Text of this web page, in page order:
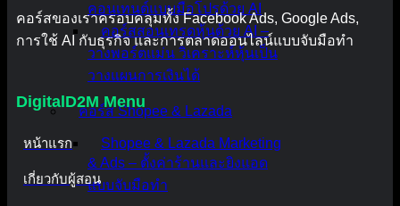
คอนเทนต์แบบมือโปรด้วย AI
คอร์สสอนเทรดหุ้นด้วย AI –
วางพอร์ตแม่น วิเคราะห์หุ้นเป็น
วางแผนการเงินได้
คอร์ส Shopee & Lazada
Shopee & Lazada Marketing
& Ads – ตั้งค่าร้านและยิงแอด
แบบจับมือทำ
คอร์สของเราครอบคลุมทั้ง Facebook Ads, Google Ads,
การใช้ AI กับธุรกิจ และการตลาดออนไลน์แบบจับมือทำ
DigitalD2M Menu
หน้าแรก
เกี่ยวกับผู้สอน